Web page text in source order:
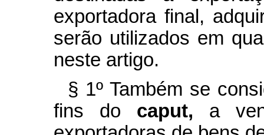
exportadora final,
serão utilizados em
neste artigo.
§ 1º Também se
fins do caput, a